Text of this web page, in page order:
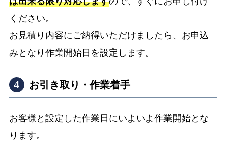
ください。
お見積り内容にご納得いただけましたら、お申込
みとなり作業開始日を設定します。
お引き取り・作業着手
お客様と設定した作業日にいよいよ作業開始とな
ります。